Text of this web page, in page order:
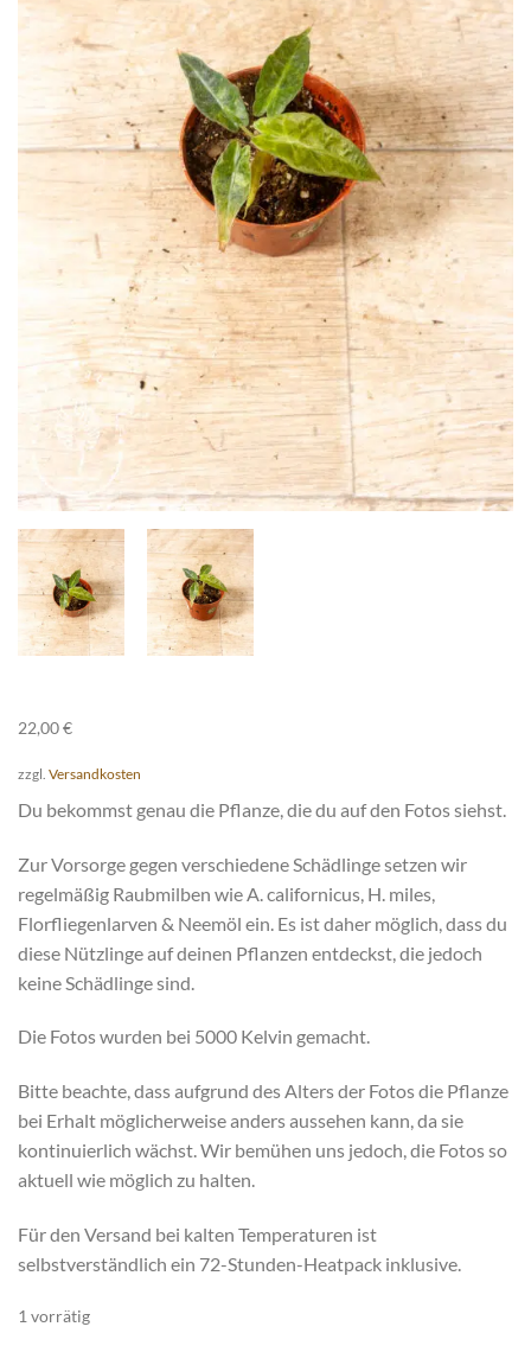
22,00€
zzgl. Versandkosten
Du bekommst genau die Pflanze, die du auf den Fotos siehst.
Zur Vorsorge gegen verschiedene Schädlinge setzen wir
regelmäßig Raubmilben wie A. californicus, H. miles,
Florfliegenlarven & Neemöl ein. Es ist daher möglich, dass du
diese Nützlinge auf deinen Pflanzen entdeckst, die jedoch
keine Schädlinge sind.
Die Fotos wurden bei 5000 Kelvin gemacht.
Bitte beachte, dass aufgrund des Alters der Fotos die Pflanze
bei Erhalt möglicherweise anders aussehen kann, da sie
kontinuierlich wächst. Wir bemühen uns jedoch, die Fotos so
aktuell wie möglich zu halten.
Für den Versand bei kalten Temperaturen ist
selbstverständlich ein 72-Stunden-Heatpack inklusive.
1 vorrätig